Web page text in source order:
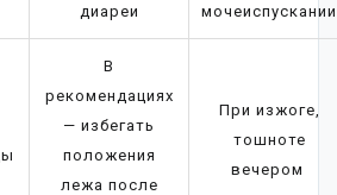
диареи
мочеиспускании
В
рекомендациях
— избегать
положения
лежа после
При изжоге,
тошноте
вечером